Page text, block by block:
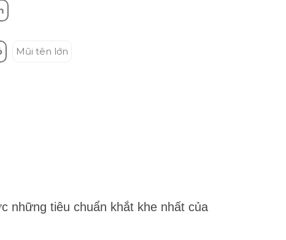
Mũi tên lớn
những tiêu chuẩn khắt khe nhất của